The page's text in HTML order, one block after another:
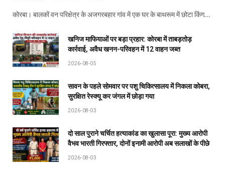
कोरबा। बालकों वन परिक्षेत्र के अजगरबहार गांव में एक घर के बाथरूम में छोटा किंग…
खनिज माफियाओं पर बड़ा प्रहार: कोरबा में ताबड़तोड़
कार्रवाई, अवैध खनन-परिवहन में 12 वाहन जब्त
2026-08-05
सावन के पहले सोमवार पर पशु चिकित्सालय में निकला कोबरा,
सुरक्षित रेस्क्यू कर जंगल में छोड़ा गया
2026-08-03
दो साल पुराने चर्चित हत्याकांड का खुलासा पूरा: मुख्य आरोपी
वैभव भारती गिरफ्तार, दोनों इनामी आरोपी अब सलाखों के पीछे
2026-08-03